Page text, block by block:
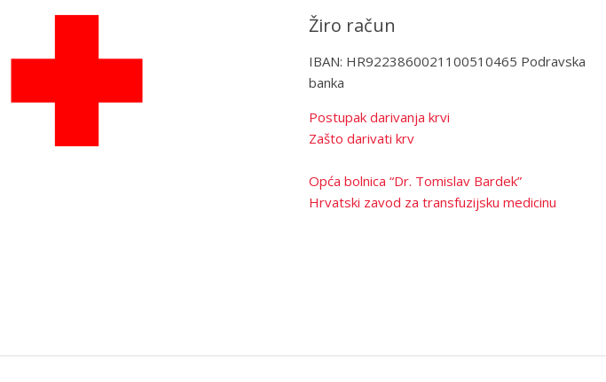
Žiro račun
IBAN: HR9223860021100510465 Podravska
banka
Postupak darivanja krvi
Zašto darivati krv
Opća bolnica “Dr. Tomislav Bardek”
Hrvatski zavod za transfuzijsku medicinu